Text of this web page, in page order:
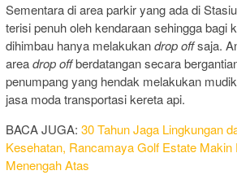
Sementara di area parkir yang ada di
terisi penuh oleh kendaraan sehingga bagi
dihimbau hanya melakukandrop offsaja.
areadrop offberdatangan secara
penumpang yang hendak melakukan
jasa moda transportasi kereta api.
BACA JUGA: 30 Tahun Jaga Lingkungan
Kesehatan, Rancamaya Golf Estate Makin
Menengah Atas